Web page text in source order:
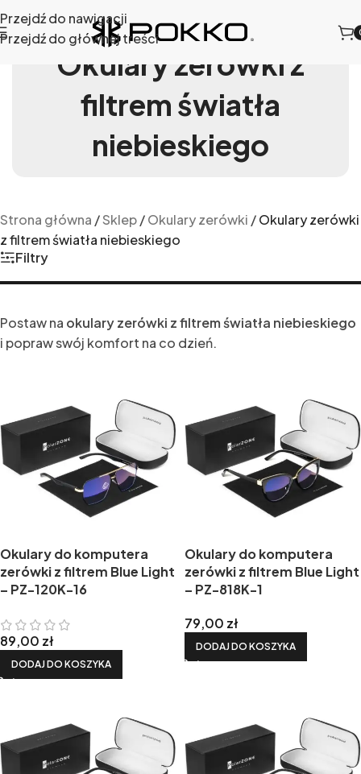
Przejdź do nawigacji
Przejdź do głównej treści
Okulary zerówki z
filtrem światła
niebieskiego
Strona główna /Sklep/Okulary zerówki /Okulary zerówki
z filtrem światła niebieskiego
Filtry
Postaw na okulary zerówki z filtrem światła niebieskiego
i popraw swój komfort na co dzień.
Okulary do komputera
zerówki z filtrem Blue Light
– PZ-120K-16
89,00 zł
DODAJ DO KOSZYKA
Okulary do komputera
zerówki z filtrem Blue Light
– PZ-818K-1
79,00 zł
DODAJ DO KOSZYKA